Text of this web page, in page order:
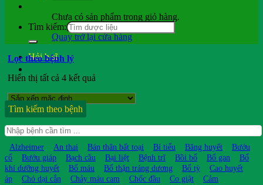
Chưa có sản phẩm trong giỏ hàng.
Quay trở lại cửa hàng
Hỏi b.sĩ
Tìm kiếm:
Lọc theo bệnh lý
Hiển thị tất cả 4 kết quả
Tìm kiếm theo bệnh
Alzheimer An thai Bán thân bất toại Bí tiểu Băng huyết
Bướu
cổ
Bướu giáp Bạch cầu Bại liệt Bệnh trĩ Bồi bổ Bổ gan
Bổ
khí dưỡng huyết
Bổ máu Bổ thận tráng dương Bổ tỳ
Cao huyết
áp
Chó dại cắn Chảy máu cam Chốc đầu Co giật
Cảm